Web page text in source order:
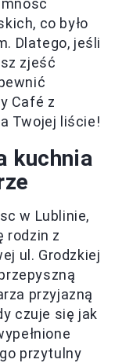
co było
Dlatego, jeśli
zjeść
Café z
Twojej liście!
kuchnia
w Lublinie,
rodzin z
ul. Grodzkiej
przyjazną
czuje się jak
przytulny